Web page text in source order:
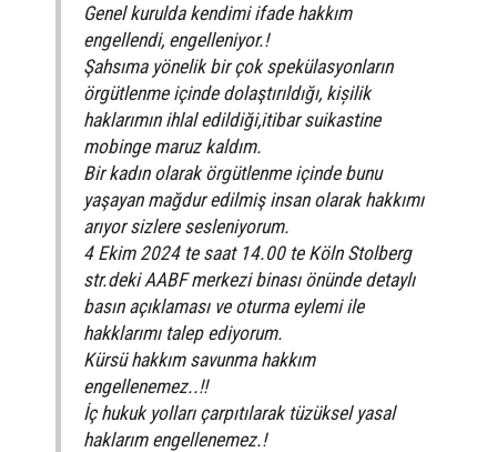
Genel kurulda kendimi ifade hakkım
engellendi, engelleniyor.!
Şahsıma yönelik bir çok spekülasyonların
örgütlenme içinde dolaştırıldığı, kișilik
haklarımın ihlal edildiği,itibar suikastine
mobinge maruz kaldım.
Bir kadın olarak örgütlenme içinde bunu
yaşayan mağdur edilmiş insan olarak hakkımı
arıyor sizlere sesleniyorum.
4 Ekim 2024 te saat 14.00 te Köln Stolberg
str.deki AABF merkezi binası önünde detaylı
basın açıklaması ve oturma eylemi ile
hakklarımı talep ediyorum.
Kürsü hakkım savunma hakkım
engellenemez..!!
İç hukuk yolları çarpıtılarak tüzüksel yasal
haklarım engellenemez.!